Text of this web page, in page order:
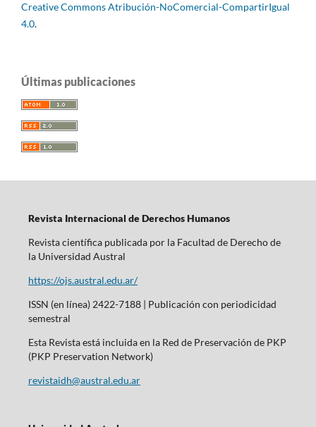
Creative Commons Atribución-NoComercial-CompartirIgual
4.0.
Últimas publicaciones
Revista Internacional de Derechos Humanos
Revista científica publicada por la Facultad de Derecho de
la Universidad Austral
https://ojs.austral.edu.ar/
ISSN (en línea) 2422-7188 | Publicación con periodicidad
semestral
Esta Revista está incluida en la Red de Preservación de PKP
(PKP Preservation Network)
revistaidh@austral.edu.ar